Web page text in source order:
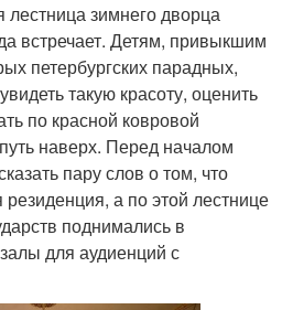
лестница зимнего дворца
встречает. Детям, привыкшим
петербургских парадных,
такую красоту, оценить
по красной ковровой
наверх. Перед началом
пару слов о том, что
а по этой лестнице
поднимались в
для аудиенций с